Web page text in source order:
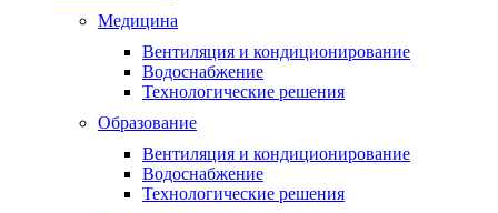
Медицина
Вентиляция и кондиционирование
Водоснабжение
Технологические решения
Образование
Вентиляция и кондиционирование
Водоснабжение
Технологические решения